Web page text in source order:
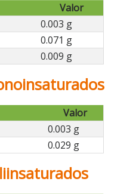
Valor
0.003 g
0.071 g
0.009 g
Valor
0.003 g
0.029 g